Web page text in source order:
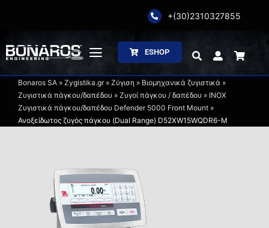
content
+(30)2310327855
Toggle
Navigation
Αρχική
Η Εταιρία
Συσκευασία
ESHOP
Bonaros SA» Zygistika.gr» Ζύγιση » Βιομηχανικά ζυγιστικά »
Ζυγιστικά πάγκου/δαπέδου » Ζυγοί πάγκου / δαπέδου » ΙΝΟΧ
Ζυγιστικά πάγκου/δαπέδου Defender 5000 Front Mount»
Ανοξείδωτος ζυγός πάγκου (Dual Range) D52XW15WQDR6-M